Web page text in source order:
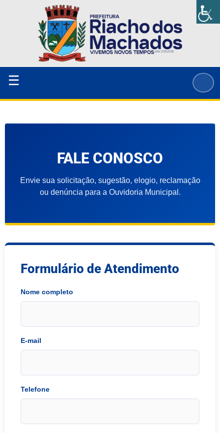
☰
FALE CONOSCO
Envie sua solicitação, sugestão, elogio, reclamação
ou denúncia para a Ouvidoria Municipal.
Formulário de Atendimento
Nome completo
E-mail
Telefone